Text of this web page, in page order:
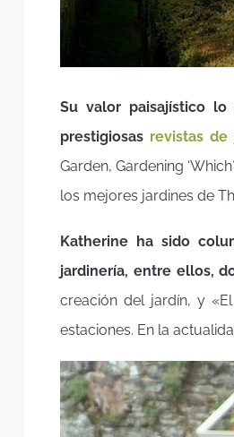
Su valor paisajístico
prestigiosas revistas de
Garden, Gardening
los mejores jardines de
Katherine ha sido
jardinería, entre ellos,
creación del jardín, y
estaciones. En la